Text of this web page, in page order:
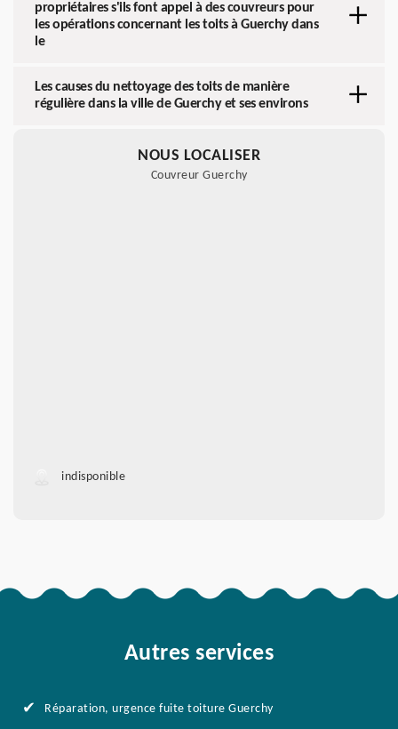
propriétaires s'ils font appel à des couvreurs pour
les opérations concernant les toits à Guerchy dans
le
Les causes du nettoyage des toits de manière
régulière dans la ville de Guerchy et ses environs
NOUS LOCALISER
Couvreur Guerchy
indisponible
Autres services
Réparation, urgence fuite toiture Guerchy